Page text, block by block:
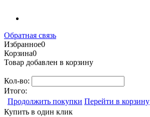
Обратная связь
Избранное0
Корзина0
Товар добавлен в корзину
Кол-во:
Итого:
Продолжить покупки Перейти в корзину
Купить в один клик